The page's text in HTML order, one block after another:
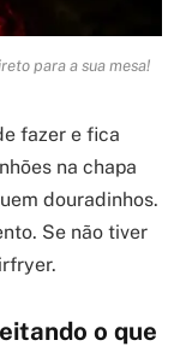
para a sua mesa!
fazer e fica
na chapa
douradinhos.
Se não tiver
o que